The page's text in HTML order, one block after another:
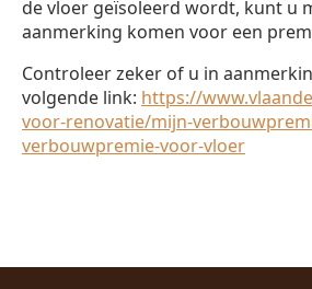
de vloer geïsoleerd wordt, kunt u
aanmerking komen voor een
Controleer zeker of u in
volgende link: https://
voor-renovatie/mijn-
verbouwpremie-voor-vloer